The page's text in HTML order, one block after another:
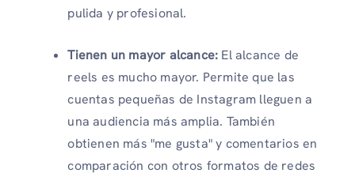
pulida y profesional.
Tienen un mayor alcance: El alcance de
reels es mucho mayor. Permite que las
cuentas pequeñas de Instagram lleguen a
una audiencia más amplia. También
obtienen más "me gusta" y comentarios en
comparación con otros formatos de redes